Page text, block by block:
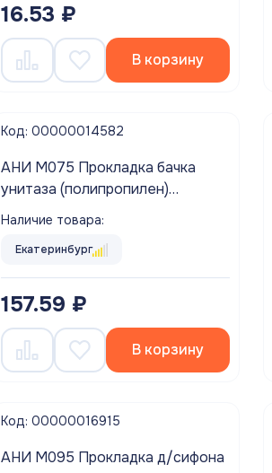
16.53 ₽
В корзину
Код: 00000014582
АНИ M075 Прокладка бачка
унитаза (полипропилен)
вспененная
Наличие товара:
Екатеринбург
157.59 ₽
В корзину
Код: 00000016915
АНИ M095 Прокладка д/сифона